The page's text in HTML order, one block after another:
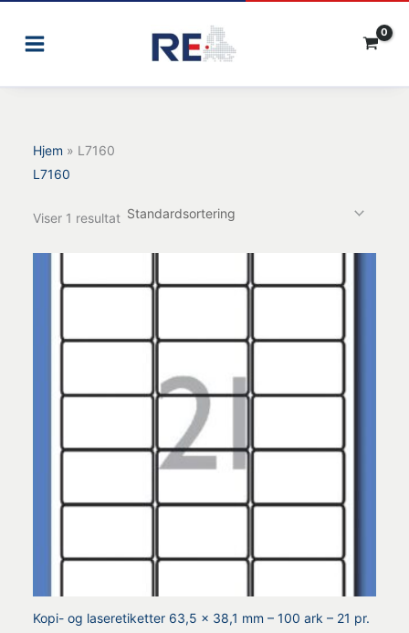
Hjem » L7160
L7160
Viser 1 resultat
Kopi- og laseretiketter 63,5 x 38,1 mm – 100 ark – 21 pr.